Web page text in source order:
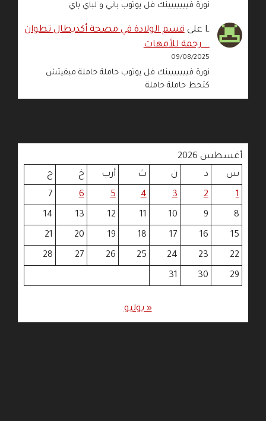
نورة فييييييينك فل يوتوب باني و لباي باي
L علىقسم الولادة في مصحة أكديطال تطوان
… رحمة للأمهات
09/08/2025
نورة فييييييينك فل يوتوب حاملة حاملة مبقيتش
كتحط حاملة حاملة
أغسطس 2026
س
د ن ث أرب خ
ج
1
2
3
4
5
6
7
8
9
10
11
12
13
14
15
16
17
18
19
20
21
22
23
24
25
26
27
28
29
30
31
« يوليو